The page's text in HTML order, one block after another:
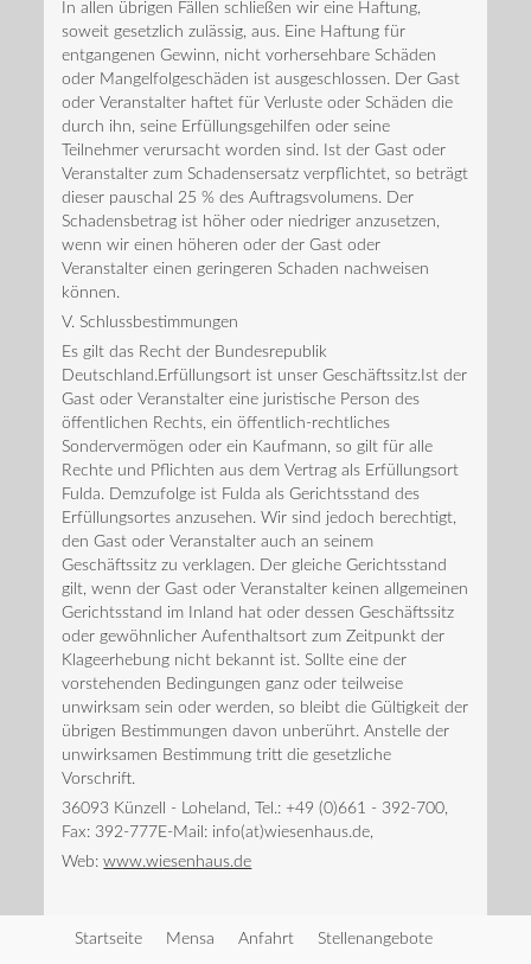
In allen übrigen Fällen schließen wir eine Haftung,
soweit gesetzlich zulässig, aus. Eine Haftung für
entgangenen Gewinn, nicht vorhersehbare Schäden
oder Mangelfolgeschäden ist ausgeschlossen. Der Gast
oder Veranstalter haftet für Verluste oder Schäden die
durch ihn, seine Erfüllungsgehilfen oder seine
Teilnehmer verursacht worden sind. Ist der Gast oder
Veranstalter zum Schadensersatz verpflichtet, so beträgt
dieser pauschal 25 % des Auftragsvolumens. Der
Schadensbetrag ist höher oder niedriger anzusetzen,
wenn wir einen höheren oder der Gast oder
Veranstalter einen geringeren Schaden nachweisen
können.
V. Schlussbestimmungen
Es gilt das Recht der Bundesrepublik
Deutschland.Erfüllungsort ist unser Geschäftssitz.Ist der
Gast oder Veranstalter eine juristische Person des
öffentlichen Rechts, ein öffentlich-rechtliches
Sondervermögen oder ein Kaufmann, so gilt für alle
Rechte und Pflichten aus dem Vertrag als Erfüllungsort
Fulda. Demzufolge ist Fulda als Gerichtsstand des
Erfüllungsortes anzusehen. Wir sind jedoch berechtigt,
den Gast oder Veranstalter auch an seinem
Geschäftssitz zu verklagen. Der gleiche Gerichtsstand
gilt, wenn der Gast oder Veranstalter keinen allgemeinen
Gerichtsstand im Inland hat oder dessen Geschäftssitz
oder gewöhnlicher Aufenthaltsort zum Zeitpunkt der
Klageerhebung nicht bekannt ist. Sollte eine der
vorstehenden Bedingungen ganz oder teilweise
unwirksam sein oder werden, so bleibt die Gültigkeit der
übrigen Bestimmungen davon unberührt. Anstelle der
unwirksamen Bestimmung tritt die gesetzliche
Vorschrift.
36093 Künzell - Loheland, Tel.: +49 (0)661 - 392-700,
Fax: 392-777E-Mail: info(at)wiesenhaus.de,
Web:www.wiesenhaus.de
Startseite Mensa Anfahrt Stellenangebote